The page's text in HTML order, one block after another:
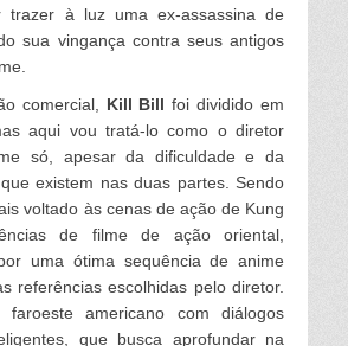
trazer à luz uma ex-assassina de
sua vingança contra seus antigos
comercial, Kill Bill foi dividido em
aqui vou tratá-lo como o diretor
só, apesar da dificuldade e da
existem nas duas partes. Sendo
voltado às cenas de ação de Kung
de filme de ação oriental,
uma ótima sequência de anime
referências escolhidas pelo diretor.
americano com diálogos
que busca aprofundar na